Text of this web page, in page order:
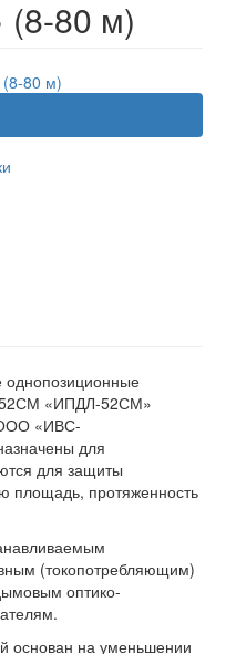
80 м)
однопозиционные
52СМ «ИПДЛ-52СМ»
ООО «ИВС-
для
для защиты
протяженность
(токопотребляющим)
оптико-
основан на уменьшении